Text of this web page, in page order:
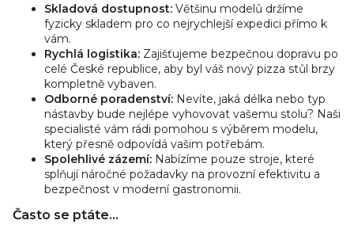
Skladová dostupnost: Většinu modelů držíme
fyzicky skladem pro co nejrychlejší expedici přímo k
vám.
Rychlá logistika: Zajišťujeme bezpečnou dopravu po
celé České republice, aby byl váš nový pizza stůl brzy
kompletně vybaven.
Odborné poradenství: Nevíte, jaká délka nebo typ
nástavby bude nejlépe vyhovovat vašemu stolu? Naši
specialisté vám rádi pomohou s výběrem modelu,
který přesně odpovídá vašim potřebám.
Spolehlivé zázemí: Nabízíme pouze stroje, které
splňují náročné požadavky na provozní efektivitu a
bezpečnost v moderní gastronomii.
Často se ptáte...